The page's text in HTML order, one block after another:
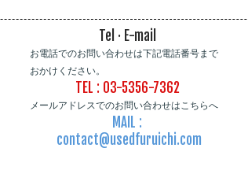
Tel · E-mail
お電話でのお問い合わせは下記電話番号まで
おかけください。
TEL : 03-5356-7362
メールアドレスでのお問い合わせはこちらへ
MAIL :
contact@usedfuruichi.com